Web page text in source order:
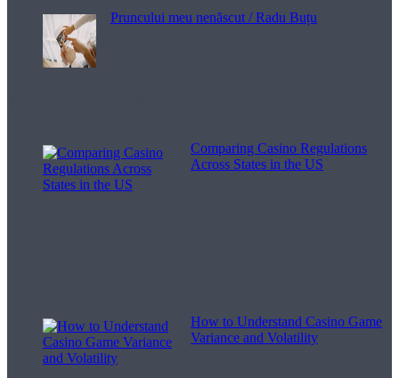
Pruncului meu nenăscut / Radu Buțu
Comparing Casino Regulations
Across States in the US
How to Understand Casino Game
Variance and Volatility